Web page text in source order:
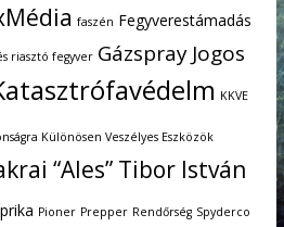
faszén Fegyverestámadás
riasztó fegyver Gázspray Jogos
KKVE
Különösen Veszélyes Eszközök
“Ales” Tibor István
Pioner Prepper Rendőrség Spyderco